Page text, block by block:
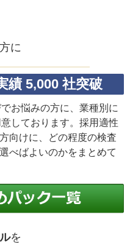
に
績 5,000 社突破
お悩みの方に、業種別に
しております。採用適性
向けに、どの程度の検査
べばよいのかをまとめて
を